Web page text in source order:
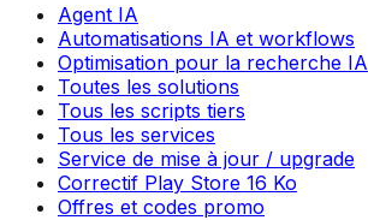
Agent IA
Automatisations IA et workflows
Optimisation pour la recherche IA
Toutes les solutions
Tous les scripts tiers
Tous les services
Service de mise à jour / upgrade
Correctif Play Store 16 Ko
Offres et codes promo